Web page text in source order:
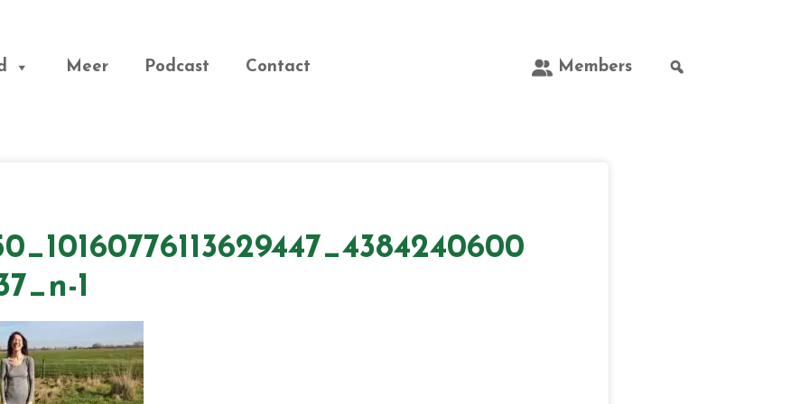
Meer Podcast Contact Members
1